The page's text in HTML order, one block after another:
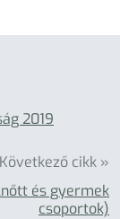
2019
Következő cikk »
és gyermek
csoportok)